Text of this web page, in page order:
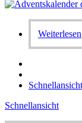
Weiterlesen
Schnellansicht
Schnellansicht